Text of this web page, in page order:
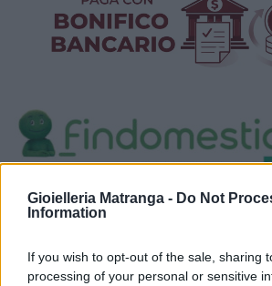
Gioielleria Matranga - Do Not
Information
If you wish to opt-out of the sale, sharing
processing of your personal or sensitive
Visualizza proposte di finanziamento
Caratteristiche Prodotto
iRef:125